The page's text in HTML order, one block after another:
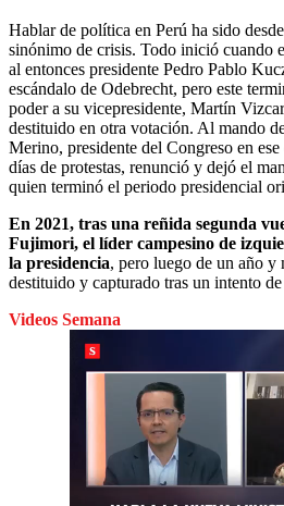
Hablar de política en Perú ha sido
sinónimo de crisis. Todo inició cuando
al entonces presidente Pedro Pablo
escándalo de Odebrecht, pero este
poder a su vicepresidente, Martín
destituido en otra votación. Al mando
Merino, presidente del Congreso en
días de protestas, renunció y dejó el
quien terminó el periodo presidencial
En 2021, tras una reñida segunda
Fujimori, el líder campesino de
la presidencia, pero luego de un año y
destituido y capturado tras un intento
Videos Semana